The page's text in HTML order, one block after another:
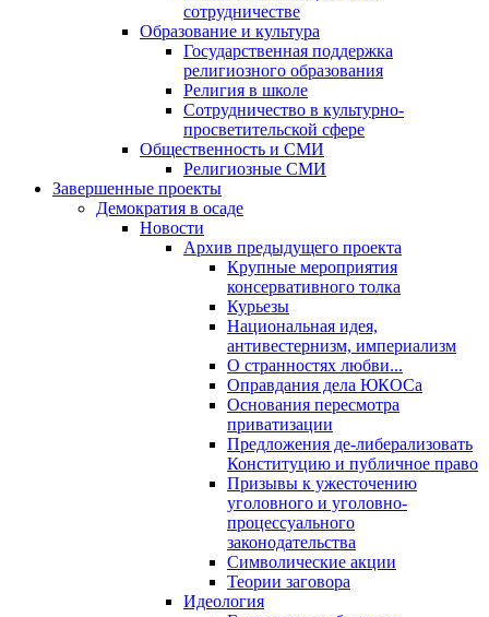
сотрудничестве
Образование и культура
Государственная поддержка
религиозного образования
Религия в школе
Сотрудничество в культурно-
просветительской сфере
Общественность и СМИ
Религиозные СМИ
Завершенные проекты
Демократия в осаде
Новости
Архив предыдущего проекта
Крупные мероприятия
консервативного толка
Курьезы
Национальная идея,
антивестернизм, империализм
О странностях любви...
Оправдания дела ЮКОСа
Основания пересмотра
приватизации
Предложения де-либерализовать
Конституцию и публичное право
Призывы к ужесточению
уголовного и уголовно-
процессуального
законодательства
Символические акции
Теории заговора
Идеология